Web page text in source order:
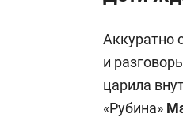
Аккуратно
и
царила
«Рубина»